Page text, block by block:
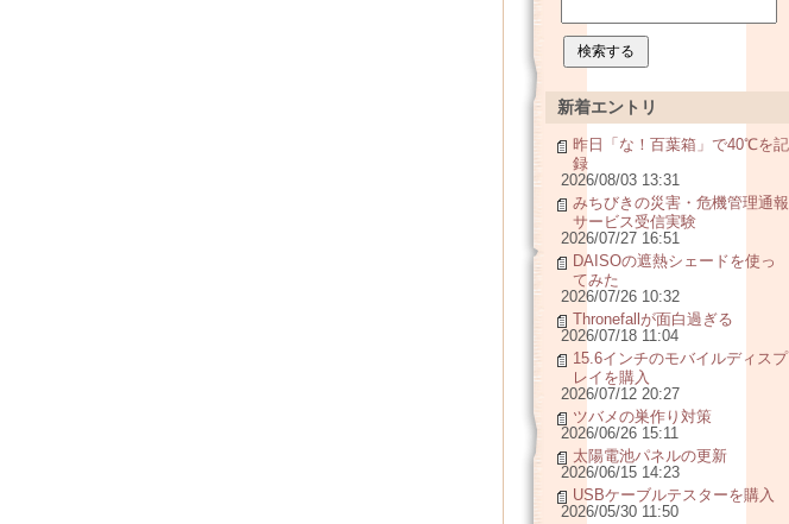
新着エントリ
昨日「な！百葉箱」で40℃を記
録
2026/08/03 13:31
みちびきの災害・危機管理通報
サービス受信実験
2026/07/27 16:51
DAISOの遮熱シェードを使っ
てみた
2026/07/26 10:32
Thronefallが面白過ぎる
2026/07/18 11:04
15.6インチのモバイルディスプ
レイを購入
2026/07/12 20:27
ツバメの巣作り対策
2026/06/26 15:11
太陽電池パネルの更新
2026/06/15 14:23
USBケーブルテスターを購入
2026/05/30 11:50